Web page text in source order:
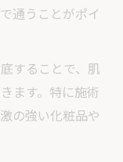
通うことがポイ
することで、肌
ます。特に施術
の強い化粧品や